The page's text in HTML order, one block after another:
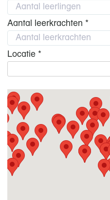
Aantal leerkrachten *
Locatie *